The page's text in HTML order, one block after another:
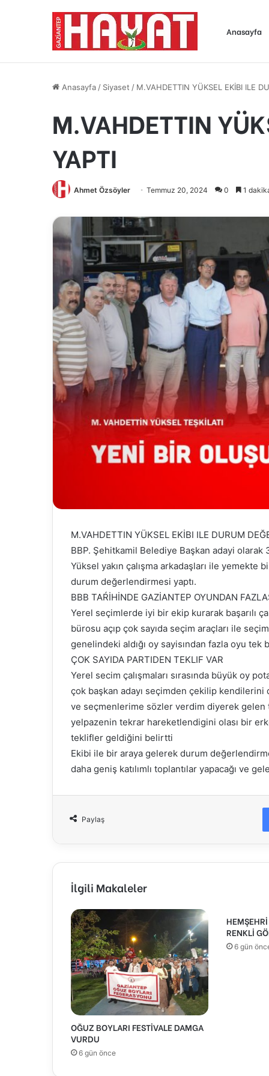
Anasayfa
Anasayfa / Siyaset / M.VAHDETTIN YÜKSEL EKİBI ILE
M.VAHDETTIN
YAPTI
Ahmet Özsöyler Temmuz 20, 2024 0 1
M.VAHDETTIN YÜKSEL EKİBI ILE DURUM
BBP. Şehitkamil Belediye Başkan adayi
Yüksel yakın çalışma arkadaşları ile
durum değerlendirmesi yaptı.
BBB TAŔİHİNDE GAZİANTEP OYUNDAN
Yerel seçimlerde iyi bir ekip kurarak başarılı
bürosu açıp çok sayıda seçim araçları ile
genelindeki aldığı oy sayisından fazla oyu tek
ÇOK SAYIDA PARTIDEN TEKLIF VAR
Yerel secim çalışmaları sırasında büyük oy
çok başkan adayı seçimden çekilip kendilerini
ve seçmenlerime sözler verdim diyerek
yelpazenin tekrar hareketlendigini olası bir
teklifler geldiğini belirtti
Ekibi ile bir araya gelerek durum
daha geniş katılımlı toplantılar yapacağı ve
Paylaş
İlgili Makaleler
OĞUZ BOYLARI FESTİVALE DAMGA
VURDU
6 gün önce
RENKLİ
6 gün